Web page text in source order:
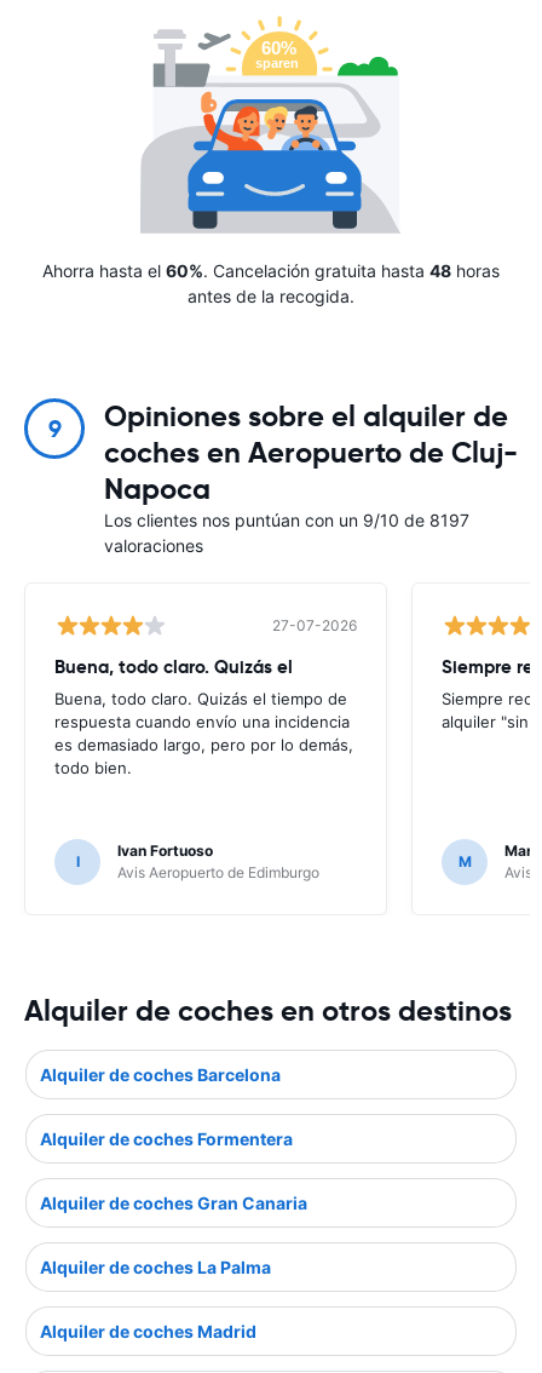
Ahorra hasta el 60%. Cancelación gratuita hasta 48 horas
antes de la recogida.
9
Opiniones sobre el alquiler de
coches en Aeropuerto de Cluj-
Napoca
Los clientes nos puntúan con un 9/10 de 8197
valoraciones
27-07-2026
Buena, todo claro. Quizás el
Buena, todo claro. Quizás el tiempo de
respuesta cuando envío una incidencia
es demasiado largo, pero por lo demás,
todo bien.
I
Ivan Fortuoso
Avis Aeropuerto de Edimburgo
Siempre
Siempre
alquiler "sin
M
Avis
Alquiler de coches en otros destinos
Alquiler de coches Barcelona
Alquiler de coches Formentera
Alquiler de coches Gran Canaria
Alquiler de coches La Palma
Alquiler de coches Madrid